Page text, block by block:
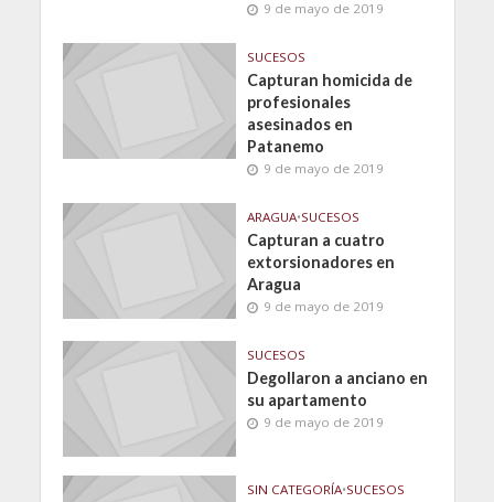
9 de mayo de 2019
SUCESOS
Capturan homicida de
profesionales
asesinados en
Patanemo
9 de mayo de 2019
ARAGUA•SUCESOS
Capturan a cuatro
extorsionadores en
Aragua
9 de mayo de 2019
SUCESOS
Degollaron a anciano en
su apartamento
9 de mayo de 2019
SIN CATEGORÍA•SUCESOS